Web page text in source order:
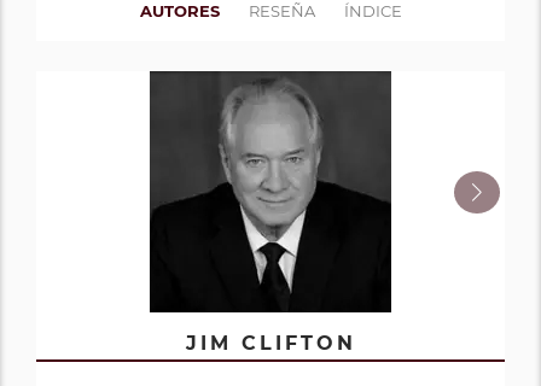
AUTORES RESEÑA ÍNDICE
JIM CLIFTON
JIM HARTER